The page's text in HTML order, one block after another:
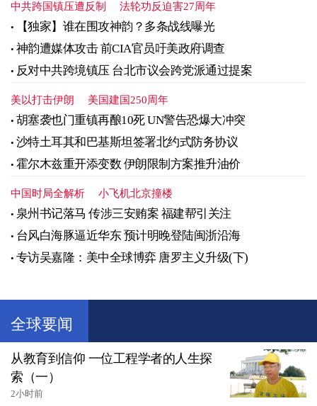
中共跨国镇压遭反制 法轮功反迫害27周年
【独家】谁在围攻神韵？多条战线曝光
神韵遭媒体攻击 前CIA官员吁美政府调查
反对中共跨境镇压 台北市议会跨党派通过提案
美以打击伊朗 美国建国250周年
胡塞袭也门重镇再酿10死 UN警告恐爆大冲突
沙特土耳其和巴基斯坦签署北约式防务协议
霍尔木兹重开添变数 伊朗限制方案推升油价
中国时局全解析 小飞机北京撞楼
泉州书记落马 传涉三安贿案 福建帮引关注
台风白海豚逼近华东 预计明晚登陆闽浙沿海
专访吴嘉隆：美中全球博弈 唐罗主义升级(下)
全球要闻
从教育到信仰 一位工程学者的人生探
索（一）
2小时前